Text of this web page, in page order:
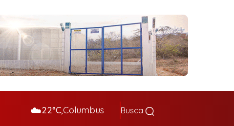
☁️22°C,Columbus Busca